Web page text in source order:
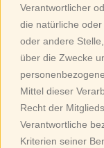
Verantwortlicher
die natürliche
oder andere
über die Zwecke
Mittel dieser
Recht der
Verantwortliche
Kriterien seiner